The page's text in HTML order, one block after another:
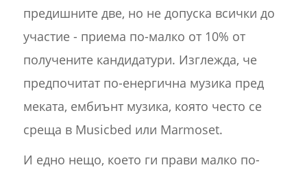
предишните две, но не допуска всички до
участие - приема по-малко от 10% от
получените кандидатури. Изглежда, че
предпочитат по-енергична музика пред
меката, ембиънт музика, която често се
среща в Musicbed или Marmoset.
И едно нещо, което ги прави малко по-